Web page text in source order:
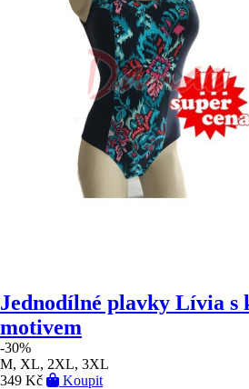
Jednodílné plavky Lívia s
motivem
-30%
M, XL, 2XL, 3XL
349 Kč
Koupit